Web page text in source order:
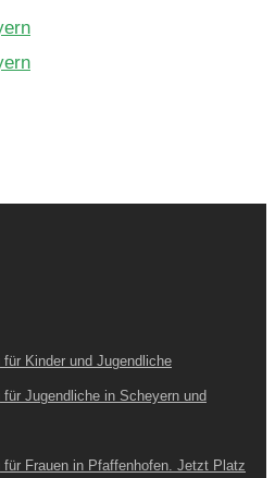
Kinder und Jugendliche
Jugendliche in Scheyern und
Frauen in Pfaffenhofen. Jetzt Platz